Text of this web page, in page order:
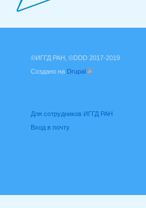
©ИГГД РАН, ©DDD 2017-2019
Создано на Drupal
Для сотрудников ИГГД РАН
Вход в почту